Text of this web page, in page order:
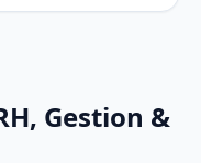
Gestion &